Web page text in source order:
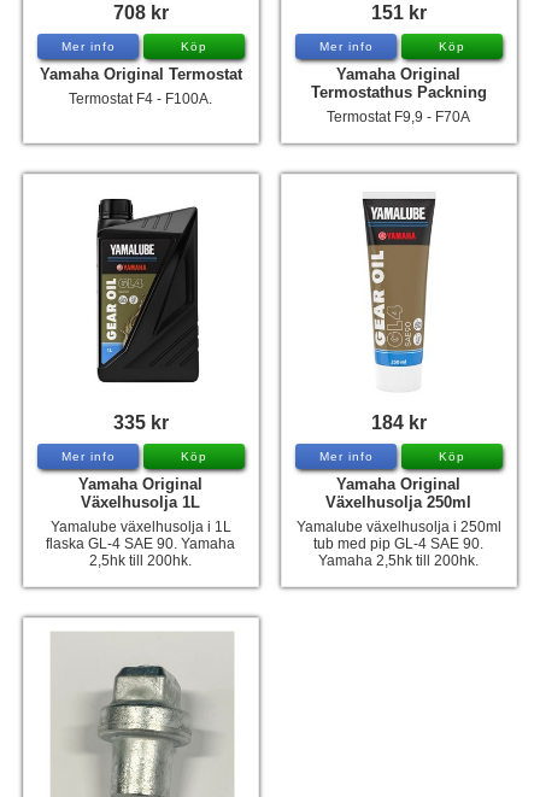
708 kr
Mer info Köp
Yamaha Original Termostat
Termostat F4 - F100A.
151 kr
Mer info Köp
Yamaha Original
Termostathus Packning
Termostat F9,9 - F70A
335 kr
Mer info Köp
Yamaha Original
Växelhusolja 1L
Yamalube växelhusolja i 1L
flaska GL-4 SAE 90. Yamaha
2,5hk till 200hk.
184 kr
Mer info Köp
Yamaha Original
Växelhusolja 250ml
Yamalube växelhusolja i 250ml
tub med pip GL-4 SAE 90.
Yamaha 2,5hk till 200hk.